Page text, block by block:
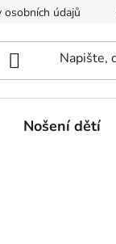
osobních údajů
Nošení dětí